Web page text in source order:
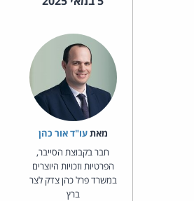
מאת‏עו"ד אור כהן
חבר בקבוצת הסייבר,
הפרטיות וזכויות היוצרים
במשרד פרל כהן צדק לצר
ברץ